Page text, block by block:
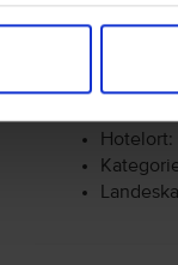
Center.
Allgemeine
Hotelort: